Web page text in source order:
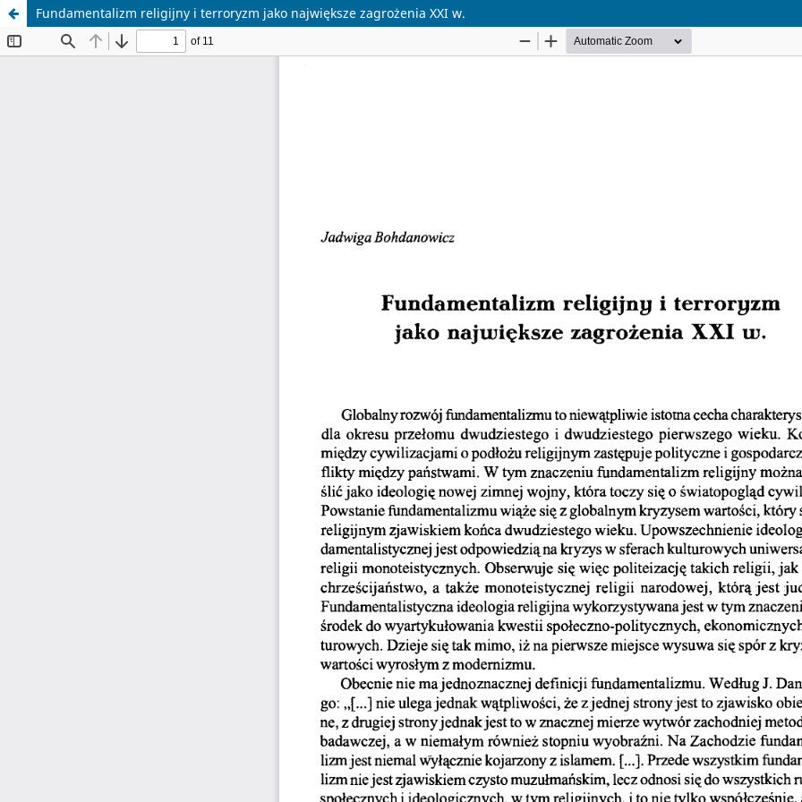
Fundamentalizm religijny i terroryzm jako największe zagrożenia XXI w.